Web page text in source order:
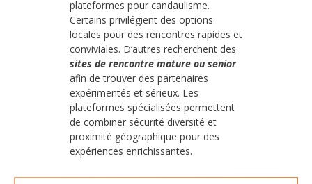
plateformes pour candaulisme.
Certains privilégient des options
locales pour des rencontres rapides et
conviviales. D’autres recherchent des
sites de rencontre mature ou senior
afin de trouver des partenaires
expérimentés et sérieux. Les
plateformes spécialisées permettent
de combiner sécurité diversité et
proximité géographique pour des
expériences enrichissantes.